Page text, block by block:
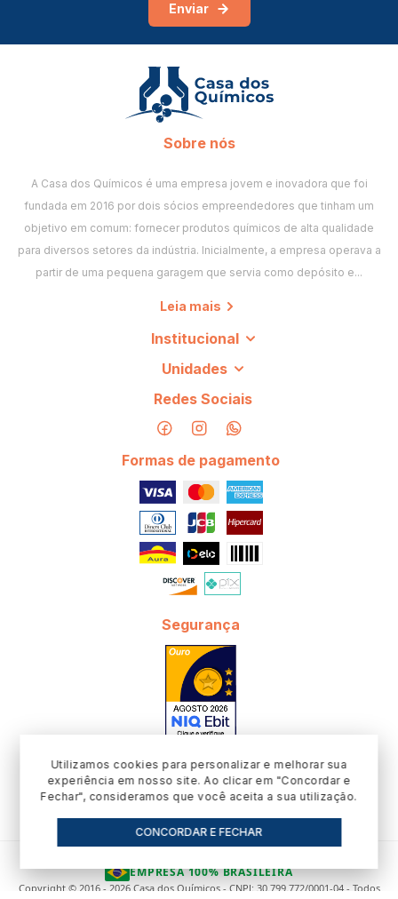
Enviar
Sobre nós
A Casa dos Químicos é uma empresa jovem e inovadora que foi
fundada em 2016 por dois sócios empreendedores que tinham um
objetivo em comum: fornecer produtos químicos de alta qualidade
para diversos setores da indústria. Inicialmente, a empresa operava a
partir de uma pequena garagem que servia como depósito e...
Leia mais
Institucional
Unidades
Redes Sociais
Formas de pagamento
Segurança
EMPRESA 100% BRASILEIRA
Copyright © 2016 - 2026 Casa dos Químicos - CNPJ: 30.799.772/0001-04 - Todos
Utilizamos cookies para personalizar e melhorar sua
experiência em nosso site. Ao clicar em "Concordar e
Fechar", consideramos que você aceita a sua utilização.
CONCORDAR E FECHAR